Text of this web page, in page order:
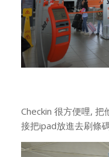
Checkin 很方便哩,
接把ipad放進去刷條